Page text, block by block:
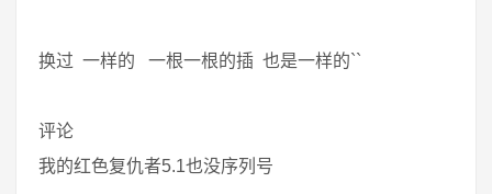
换过 一样的 一根一根的插 也是一样的``
评论
我的红色复仇者5.1也没序列号